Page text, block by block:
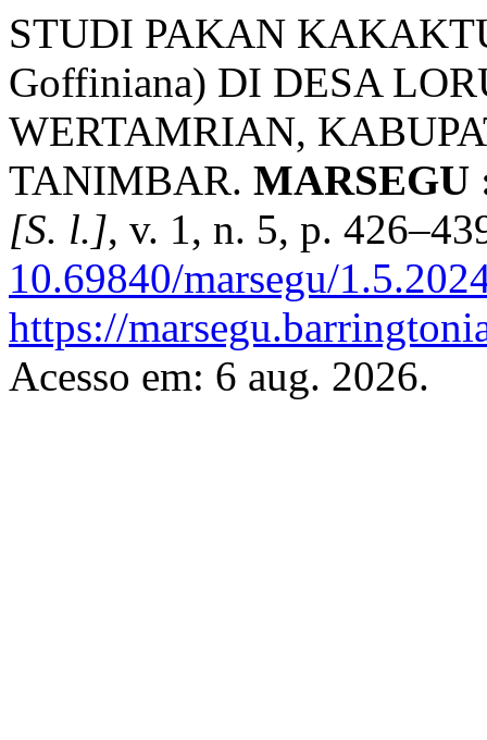
STUDI PAKAN
Goffiniana) DI DESA
WERTAMRIAN,
TANIMBAR. MARSEGU
[S. l.], v. 1, n. 5, p.
10.69840/marsegu/
https://
Acesso em: 6 aug. 2026.